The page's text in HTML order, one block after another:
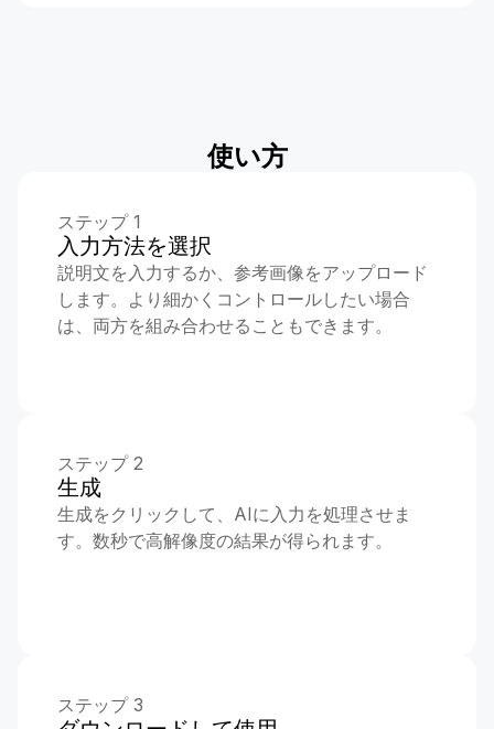
使い方
ステップ 1
入力方法を選択
説明文を入力するか、参考画像をアップロード
します。より細かくコントロールしたい場合
は、両方を組み合わせることもできます。
ステップ 2
生成
生成をクリックして、AIに入力を処理させま
す。数秒で高解像度の結果が得られます。
ステップ 3